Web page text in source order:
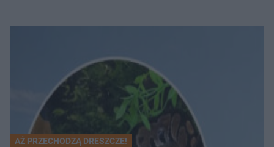
AŻ PRZECHODZĄ DRESZCZE!